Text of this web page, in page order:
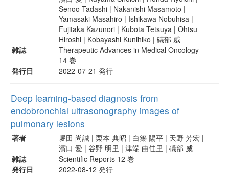
Senoo Tadashi | Nakanishi Masamoto |
Yamasaki Masahiro | Ishikawa Nobuhisa |
Fujitaka Kazunori | Kubota Tetsuya | Ohtsu
Hiroshi | Kobayashi Kunihiko | 礒部 威
雑誌
Therapeutic Advances in Medical Oncology
14 巻
発行日
2022-07-21 発行
Deep learning-based diagnosis from
endobronchial ultrasonography images of
pulmonary lesions
著者
堀田 尚誠 | 栗本 典昭 | 白築 陽平 | 天野 芳宏 |
濱口 愛 | 谷野 明里 | 津端 由佳里 | 礒部 威
雑誌
Scientific Reports 12 巻
発行日
2022-08-12 発行